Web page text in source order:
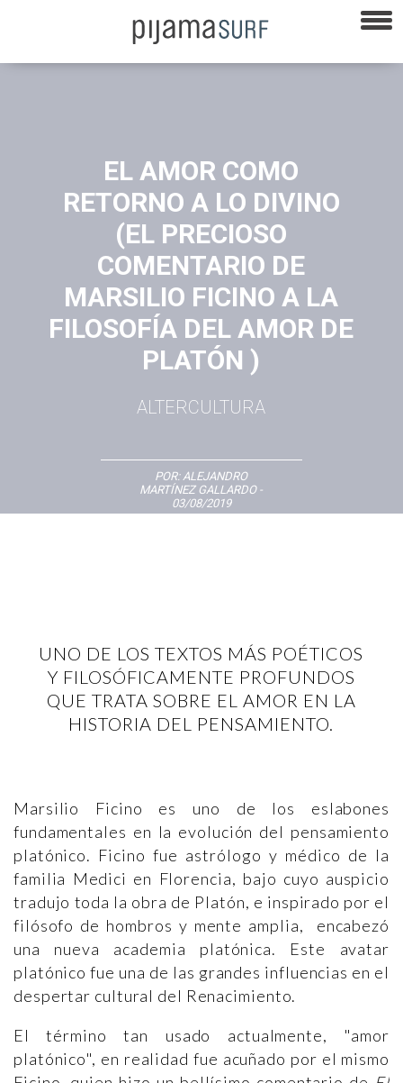
EL AMOR COMO
RETORNO A LO DIVINO
(EL PRECIOSO
COMENTARIO DE
MARSILIO FICINO A LA
FILOSOFÍA DEL AMOR DE
PLATÓN )
ALTERCULTURA
POR: ALEJANDRO
MARTÍNEZ GALLARDO-
03/08/2019
UNO DE LOS TEXTOS MÁS POÉTICOS
Y FILOSÓFICAMENTE PROFUNDOS
QUE TRATA SOBRE EL AMOR EN LA
HISTORIA DEL PENSAMIENTO.
Marsilio Ficino es uno de los eslabones
fundamentales en la evolución del pensamiento
platónico. Ficino fue astrólogo y médico de la
familia Medici en Florencia, bajo cuyo auspicio
tradujo toda la obra de Platón, e inspirado por el
filósofo de hombros y mente amplia, encabezó
una nueva academia platónica. Este avatar
platónico fue una de las grandes influencias en el
despertar cultural del Renacimiento.
El término tan usado actualmente, "amor
platónico", en realidad fue acuñado por el mismo